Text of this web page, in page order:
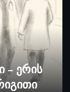
– ერის